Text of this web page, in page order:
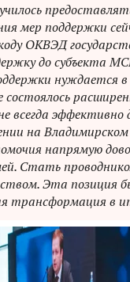
мер поддержки
ОКВЭД
до субъекта
нуждается
всегда
на
напрямую
Стать
Эта
трансформация в